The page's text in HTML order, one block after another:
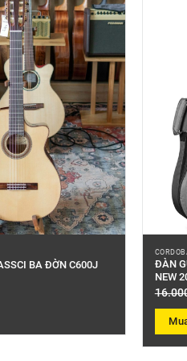
BA ĐỜN C600J
ĐÀN
NEW